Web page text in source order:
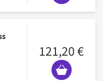
121,20 €